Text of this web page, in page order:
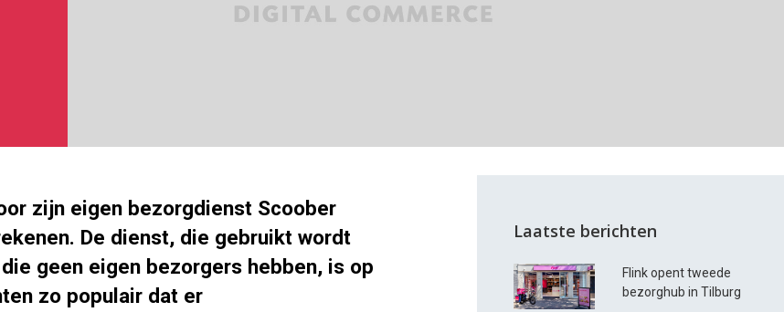
zijn eigen bezorgdienst Scoober
De dienst, die gebruikt wordt
geen eigen bezorgers hebben, is op
zo populair dat er
Laatste berichten
Flink opent tweede
bezorghub in Tilburg